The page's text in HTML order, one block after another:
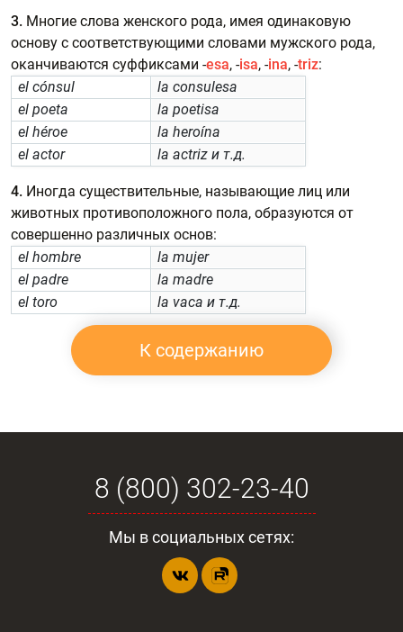
3. Многие слова женского рода, имея одинаковую
основу с соответствующими словами мужского рода,
оканчиваются суффиксами -esa, -isa, -ina, -triz:
el cónsul
la consulesa
el poeta
la poetisa
el héroe
la heroína
el actor
la actriz и т.д.
4. Иногда существительные, называющие лиц или
животных противоположного пола, образуются от
совершенно различных основ:
el hombre
la mujer
el padre
la madre
el toro
la vaca и т.д.
К содержанию
8 (800) 302-23-40
Мы в социальных сетях: